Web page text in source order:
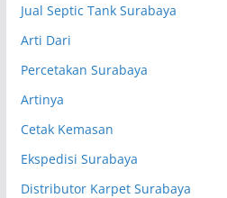
Jual Septic Tank Surabaya
Arti Dari
Percetakan Surabaya
Artinya
Cetak Kemasan
Ekspedisi Surabaya
Distributor Karpet Surabaya